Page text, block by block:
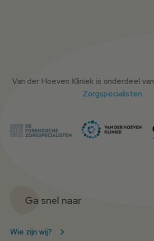
Van der Hoeven Kliniek is onderdeel van
Zorgspecialisten
Ga snel naar
Wie zijn wij?